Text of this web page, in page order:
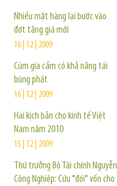
Nhiều mặt hàng lại bước vào
đợt tăng giá mới
16 | 12 | 2009
Cúm gia cầm có khả năng tái
bùng phát
16 | 12 | 2009
Hai kịch bản cho kinh tế Việt
Nam năm 2010
15 | 12 | 2009
Thứ trưởng Bộ Tài chính Nguyễn
Công Nghiệp: Cứu "đói" vốn cho